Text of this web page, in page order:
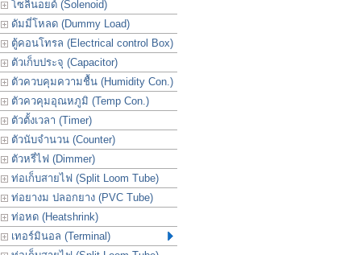
โซลินอยด์ (Solenoid)
ดัมมี่โหลด (Dummy Load)
ตู้คอนโทรล (Electrical control Box)
ตัวเก็บประจุ (Capacitor)
ตัวควบคุมความชื้น (Humidity Con.)
ตัวควคุมอุณหภูมิ (Temp Con.)
ตัวตั้งเวลา (Timer)
ตัวนับจำนวน (Counter)
ตัวหรี่ไฟ (Dimmer)
ท่อเก็บสายไฟ (Split Loom Tube)
ท่อยางม ปลอกยาง (PVC Tube)
ท่อหด (Heatshrink)
เทอร์มินอล (Terminal)